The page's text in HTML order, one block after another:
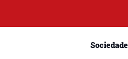
Sociedade